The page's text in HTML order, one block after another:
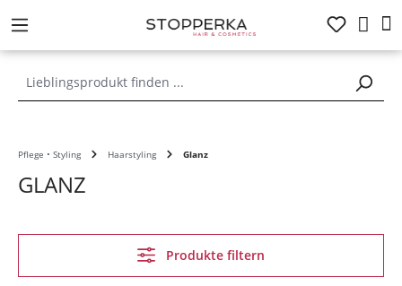
springen
Pflege • Styling Haarstyling Glanz
GLANZ
Produkte filtern